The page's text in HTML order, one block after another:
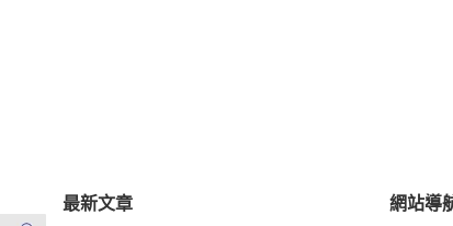
最新文章 網站導